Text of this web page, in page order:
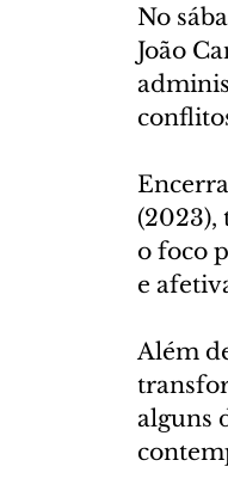
No
João
(2023),
o foco
e
Além
alguns